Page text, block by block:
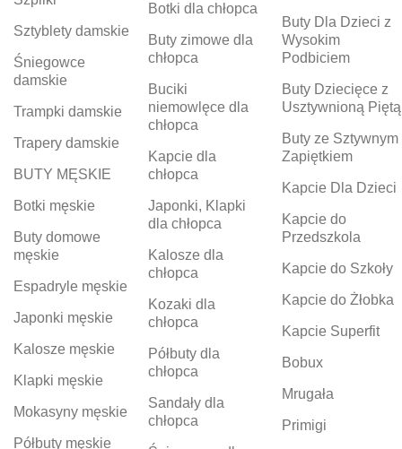
Sztyblety damskie
Śniegowce
damskie
Trampki damskie
Trapery damskie
BUTY MĘSKIE
Botki męskie
Buty domowe
męskie
Espadryle męskie
Japonki męskie
Kalosze męskie
Klapki męskie
Mokasyny męskie
Półbuty męskie
Botki dla chłopca
Buty zimowe dla
chłopca
Buciki
niemowlęce dla
chłopca
Kapcie dla
chłopca
Japonki, Klapki
dla chłopca
Kalosze dla
chłopca
Kozaki dla
chłopca
Półbuty dla
chłopca
Sandały dla
chłopca
Buty Dla Dzieci z
Wysokim
Podbiciem
Buty Dziecięce z
Usztywnioną Piętą
Buty ze Sztywnym
Zapiętkiem
Kapcie Dla Dzieci
Kapcie do
Przedszkola
Kapcie do Szkoły
Kapcie do Żłobka
Kapcie Superfit
Bobux
Mrugała
Primigi